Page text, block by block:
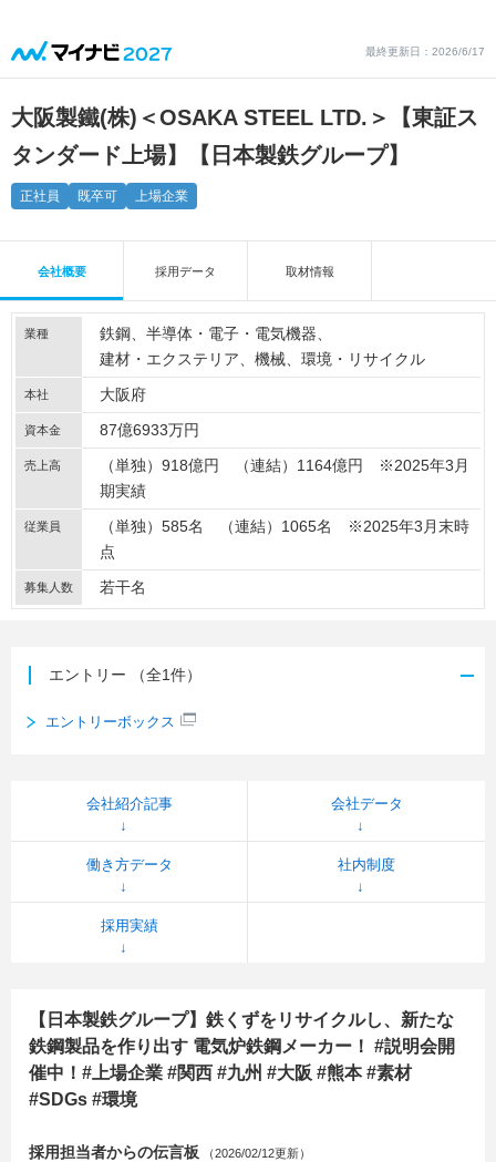
最終更新日：2026/6/17
大阪製鐵(株)＜OSAKA STEEL LTD.＞【東証ス
タンダード上場】【日本製鉄グループ】
正社員 既卒可 上場企業
会社概要 採用データ 取材情報
業種 鉄鋼
半導体・電子・電気機器
建材・エクステリア
機械 環境・リサイクル
本社 大阪府
資本金 87億6933万円
売上高
（単独）918億円 （連結）1164億円 ※2025年3月
期実績
従業員
（単独）585名 （連結）1065名 ※2025年3月末時
点
募集人数 若干名
エントリー （全1件）
エントリーボックス
会社紹介記事 会社データ
働き方データ 社内制度
採用実績
【日本製鉄グループ】鉄くずをリサイクルし、新たな
鉄鋼製品を作り出す 電気炉鉄鋼メーカー！ #説明会開
催中！#上場企業 #関西 #九州 #大阪 #熊本 #素材
#SDGs #環境
採用担当者からの伝言板 （2026/02/12更新）